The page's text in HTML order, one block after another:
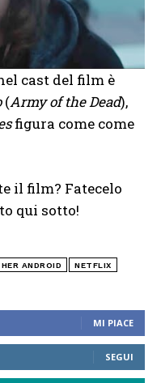
MI PIACE
SEGUI
cast del film è
(Army of the Dead),
figura come come
il film? Fatecelo
qui sotto!
ANDROID NETFLIX